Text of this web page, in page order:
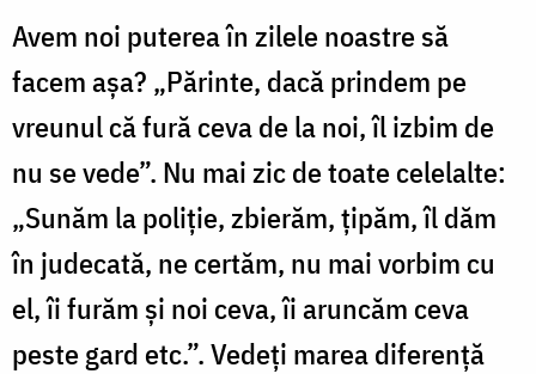
Avem noi puterea în zilele noastre să
facem așa? „Părinte, dacă prindem pe
vreunul că fură ceva de la noi, îl izbim de
nu se vede”. Nu mai zic de toate celelalte:
„Sunăm la poliție, zbierăm, țipăm, îl dăm
în judecată, ne certăm, nu mai vorbim cu
el, îi furăm și noi ceva, îi aruncăm ceva
peste gard etc.”. Vedeți marea diferență